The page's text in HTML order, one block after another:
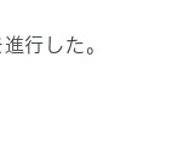
行した。